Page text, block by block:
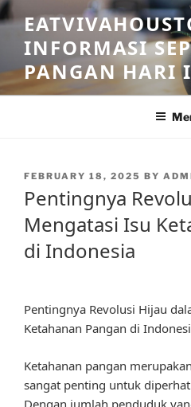
Skip
to
contentINFORMASI
PANGAN HARI
POSTED
FEBRUARY 18, 2025 BY
Pentingnya
Mengatasi Isu
di Indonesia
Pentingnya Revolusi Hijau
Ketahanan Pangan di
Ketahanan pangan
sangat penting untuk
Dengan jumlah penduduk